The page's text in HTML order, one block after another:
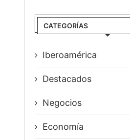
CATEGORÍAS
Iberoamérica
Destacados
Negocios
Economía